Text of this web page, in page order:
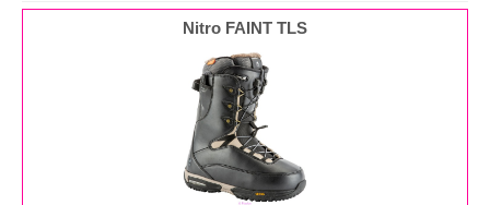
Nitro FAINT TLS